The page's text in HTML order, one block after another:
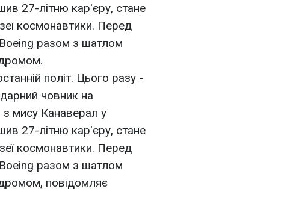
27-літню кар'єру, стане
космонавтики. Перед
разом з шатлом
політ. Цього разу -
човник на
з мису Канаверал у
27-літню кар'єру, стане
космонавтики. Перед
разом з шатлом
повідомляє